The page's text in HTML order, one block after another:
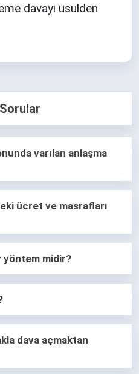
davayı usulden
varılan anlaşma
ücret ve masrafları
yöntem midir?
dava açmaktan